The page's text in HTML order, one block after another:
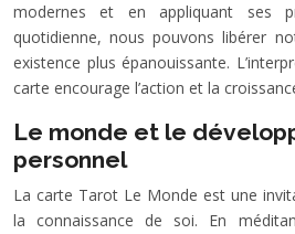
modernes et en appliquant ses
quotidienne, nous pouvons libérer
existence plus épanouissante.
carte encourage l’action et la
Le monde et le
personnel
La carte Tarot Le Monde est une
la connaissance de soi. En